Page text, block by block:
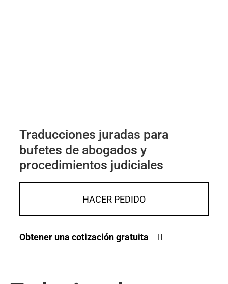
Traducciones juradas para
bufetes de abogados y
procedimientos judiciales
HACER PEDIDO
Obtener una cotización gratuita